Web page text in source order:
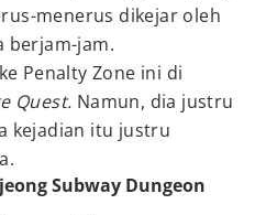
menerus dikejar oleh
berjam-jam.
Penalty Zone ini di
Quest. Namun, dia justru
kejadian itu justru
Subway Dungeon